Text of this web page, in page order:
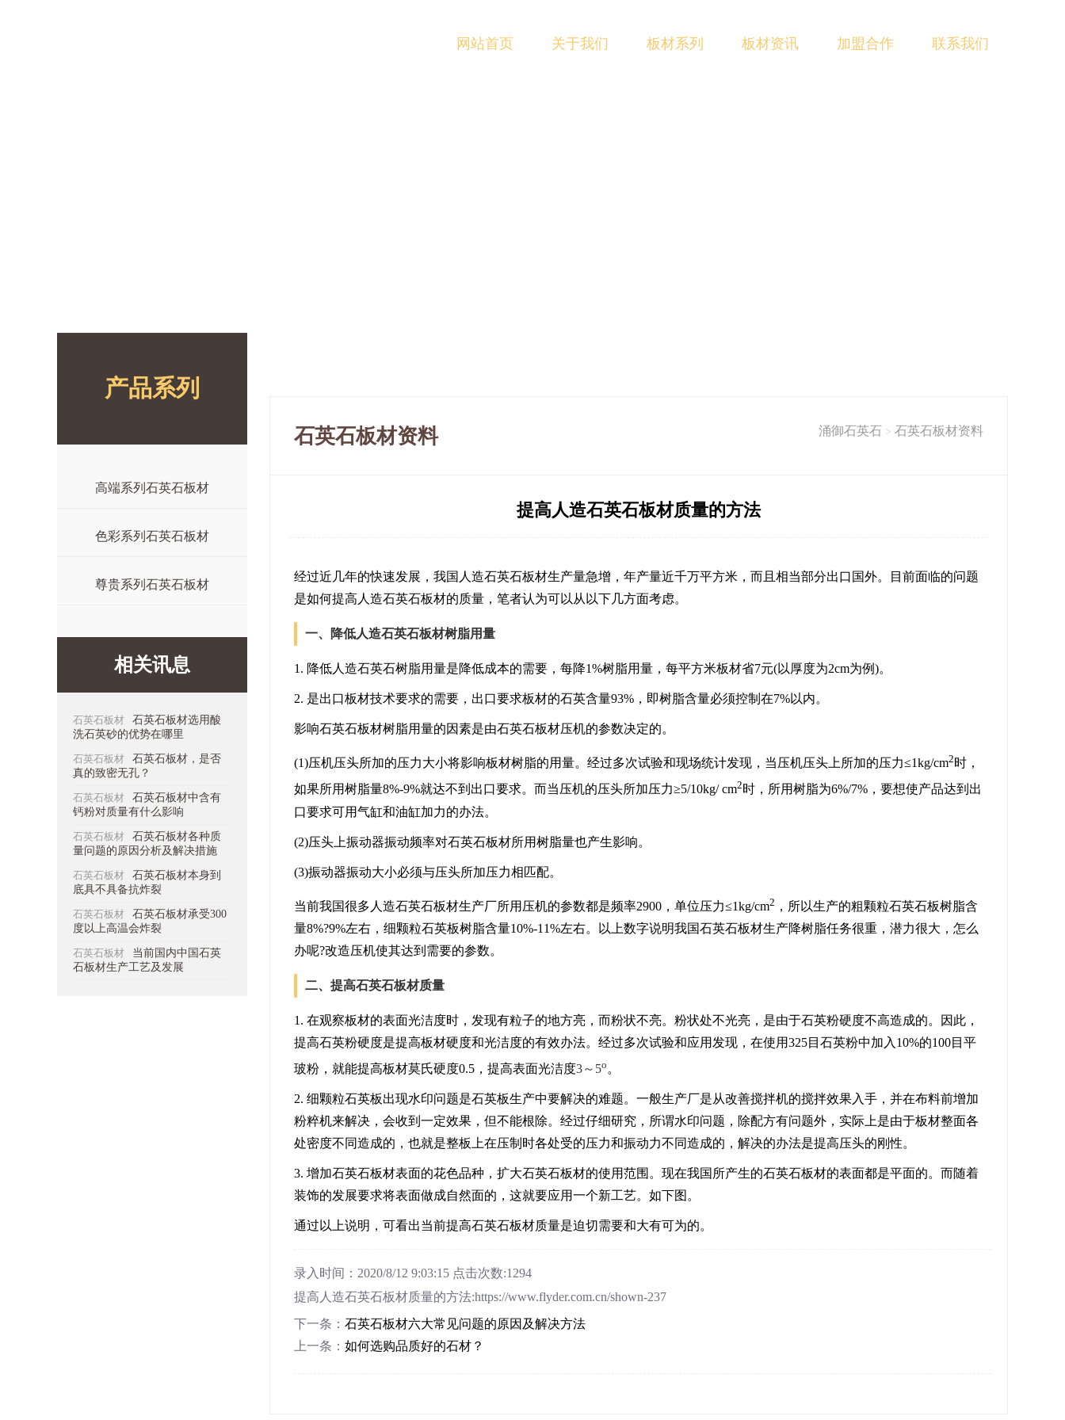
网站首页 关于我们 板材系列 板材资讯 加盟合作 联系我们
产品系列
高端系列石英石板材
色彩系列石英石板材
尊贵系列石英石板材
相关讯息
石英石板材
石英石板材选用酸
洗石英砂的优势在哪里
石英石板材
石英石板材，是否
真的致密无孔？
石英石板材
石英石板材中含有
钙粉对质量有什么影响
石英石板材
石英石板材各种质
量问题的原因分析及解决措施
石英石板材
石英石板材本身到
底具不具备抗炸裂
石英石板材
石英石板材承受300
度以上高温会炸裂
石英石板材
当前国内中国石英
石板材生产工艺及发展
涌御石英石 > 石英石板材资料
石英石板材资料
提高人造石英石板材质量的方法
经过近几年的快速发展，我国人造石英石板材生产量急增，年产量近千万平方米，而且相当部分出口国外。目前面临的问题
是如何提高人造石英石板材的质量，笔者认为可以从以下几方面考虑。
一、降低人造石英石板材树脂用量
1. 降低人造石英石树脂用量是降低成本的需要，每降1%树脂用量，每平方米板材省7元(以厚度为2cm为例)。
2. 是出口板材技术要求的需要，出口要求板材的石英含量93%，即树脂含量必须控制在7%以内。
影响石英石板材树脂用量的因素是由石英石板材压机的参数决定的。
(1)压机压头所加的压力大小将影响板材树脂的用量。经过多次试验和现场统计发现，当压机压头上所加的压力≤1kg/cm2时，
如果所用树脂量8%-9%就达不到出口要求。而当压机的压头所加压力≥5/10kg/ cm2时，所用树脂为6%/7%，要想使产品达到出
口要求可用气缸和油缸加力的办法。
(2)压头上振动器振动频率对石英石板材所用树脂量也产生影响。
(3)振动器振动大小必须与压头所加压力相匹配。
当前我国很多人造石英石板材生产厂所用压机的参数都是频率2900，单位压力≤1kg/cm2 ，所以生产的粗颗粒石英石板树脂含
量8%?9%左右，细颗粒石英板树脂含量10%-11%左右。以上数字说明我国石英石板材生产降树脂任务很重，潜力很大，怎么
办呢?改造压机使其达到需要的参数。
二、提高石英石板材质量
1. 在观察板材的表面光洁度时，发现有粒子的地方亮，而粉状不亮。粉状处不光亮，是由于石英粉硬度不高造成的。因此，
提高石英粉硬度是提高板材硬度和光洁度的有效办法。经过多次试验和应用发现，在使用325目石英粉中加入10%的100目平
玻粉，就能提高板材莫氏硬度0.5，提高表面光洁度3～5o 。
2. 细颗粒石英板出现水印问题是石英板生产中要解决的难题。一般生产厂是从改善搅拌机的搅拌效果入手，并在布料前增加
粉粹机来解决，会收到一定效果，但不能根除。经过仔细研究，所谓水印问题，除配方有问题外，实际上是由于板材整面各
处密度不同造成的，也就是整板上在压制时各处受的压力和振动力不同造成的，解决的办法是提高压头的刚性。
3. 增加石英石板材表面的花色品种，扩大石英石板材的使用范围。现在我国所产生的石英石板材的表面都是平面的。而随着
装饰的发展要求将表面做成自然面的，这就要应用一个新工艺。如下图。
通过以上说明，可看出当前提高石英石板材质量是迫切需要和大有可为的。
录入时间：2020/8/12 9:03:15 点击次数:1294
提高人造石英石板材质量的方法:https://www.flyder.com.cn/shown-237
下一条： 石英石板材六大常见问题的原因及解决方法
上一条： 如何选购品质好的石材？